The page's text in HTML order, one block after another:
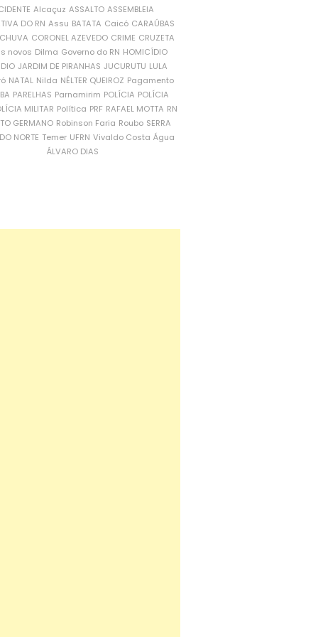
Alcaçuz ASSALTO ASSEMBLEIA
DO RN Assu BATATA Caicó CARAÚBAS
CORONEL AZEVEDO CRIME CRUZETA
novos Dilma Governo do RN HOMICÍDIO
JARDIM DE PIRANHAS JUCURUTU LULA
NATAL Nilda NÉLTER QUEIROZ Pagamento
PARELHAS Parnamirim POLÍCIA POLÍCIA
MILITAR Política PRF RAFAEL MOTTA RN
GERMANO Robinson Faria Roubo SERRA
NORTE Temer UFRN Vivaldo Costa Água
ÁLVARO DIAS